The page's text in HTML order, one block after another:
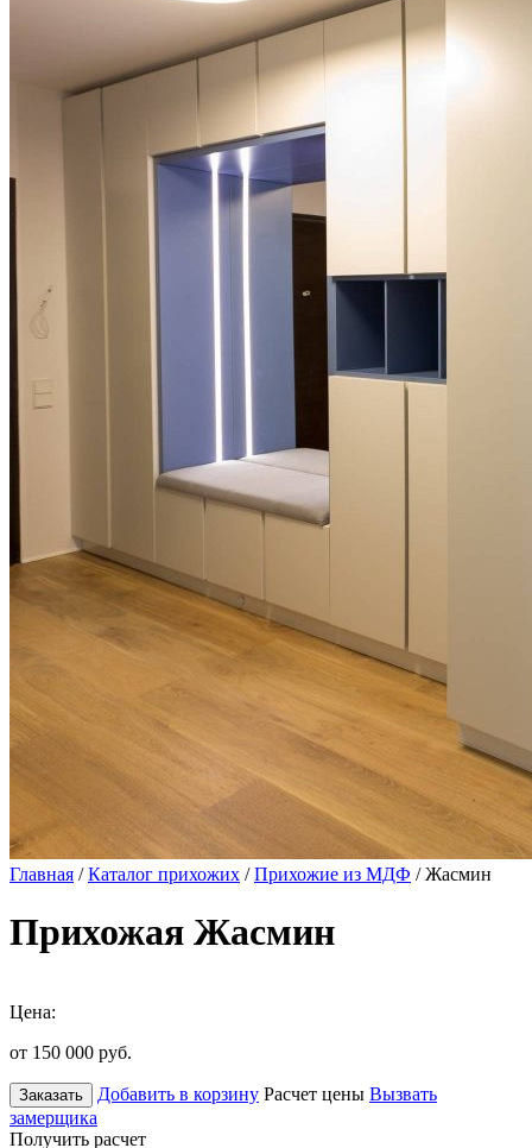
Главная /Каталог прихожих /Прихожие из МДФ / Жасмин
Прихожая Жасмин
Цена:
от 150 000 руб.
Заказать Добавить в корзину Расчет цены Вызвать
замерщика
Получить расчет